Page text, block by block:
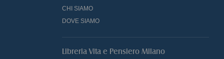
CHI SIAMO
DOVE SIAMO
Libreria Vita e Pensiero Milano